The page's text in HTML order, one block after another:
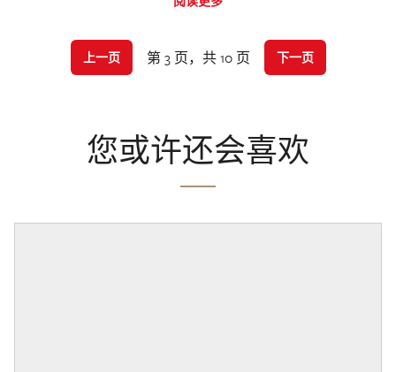
上一页 第 3 页，共 10 页 下一页
您或许还会喜欢